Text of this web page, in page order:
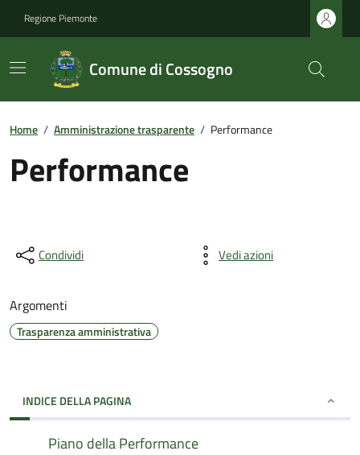
Regione Piemonte
Comune di Cossogno
Home / Amministrazione trasparente / Performance
Performance
Condividi Vedi azioni
Argomenti
Trasparenza amministrativa
INDICE DELLA PAGINA
Piano della Performance